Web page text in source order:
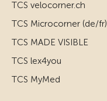
TCS velocorner.ch
TCS Microcorner (de/fr)
TCS MADE VISIBLE
TCS lex4you
TCS MyMed